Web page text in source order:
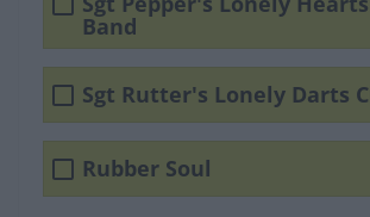
Band
Sgt Rutter's Lonely Darts
Rubber Soul